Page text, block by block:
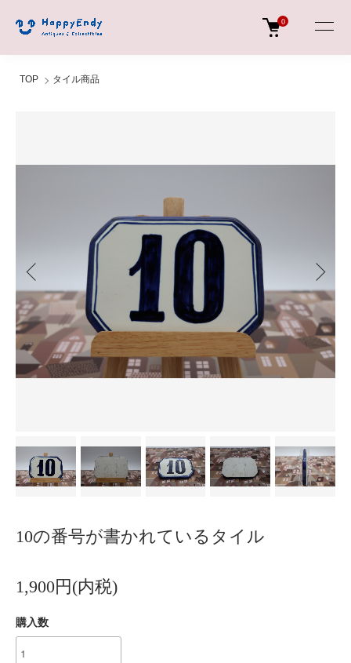
0
TOP タイル商品
10の番号が書かれているタイル
1,900円(内税)
購入数